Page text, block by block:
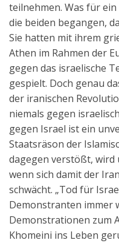
English
teilnehmen. Was für
die beiden begangen,
Sie hatten mit ihrem
Athen im Rahmen der
gegen das israelische
gespielt. Doch genau
der iranischen
niemals gegen
gegen Israel ist ein
Staatsräson der
dagegen verstößt,
wenn sich damit der
schwächt. „Tod für
Demonstranten immer
Demonstrationen zum
Khomeini ins Leben